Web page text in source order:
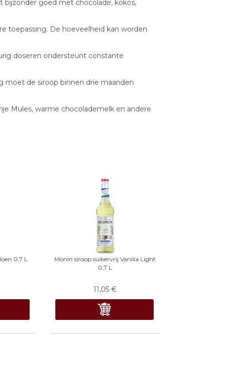
bijzonder goed met chocolade, kokos,
toepassing. De hoeveelheid kan worden
doseren ondersteunt constante
moet de siroop binnen drie maanden
Mules, warme chocolademelk en andere
0,7 L
Monin siroop suikervrij Vanilla Light
0,7 L
11,05 €